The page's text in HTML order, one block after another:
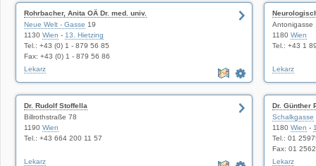
Rohrbacher, Anita OÄ Dr. med. univ.
Neue Welt - Gasse 19
1130 Wien - 13. Hietzing
Tel.: +43 (0) 1 - 879 56 85
Fax: +43 (0) 1 - 879 56 86
Lekarz
Antonigasse
1180 Wien
Tel.: +43 1
Lekarz
Dr. Rudolf Stoffella
Billrothstraße 78
1190 Wien
Tel.: +43 664 200 11 57
Lekarz
Dr. Günther
Schalkgasse
1180 Wien -
Tel.: 01
Fax: 01
Lekarz